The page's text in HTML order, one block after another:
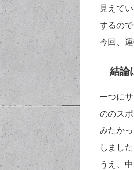
見えて
するの
今回、
結論
一つに
ののス
みたか
しまし
うえ、